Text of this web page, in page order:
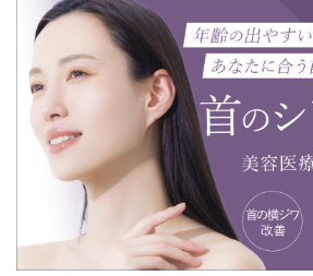
人気のワード 糸リフト
今月のおすすめ
当クリニック月替わりのおす
プライベートスキンクリ
選ばれる理由